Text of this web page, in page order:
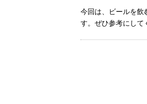
今回は、ビールを飲
す。ぜひ参考にして